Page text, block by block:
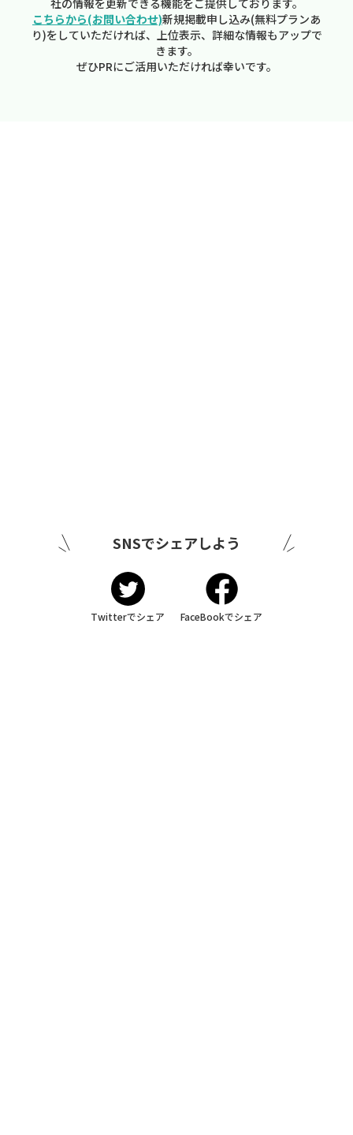
こちらから(お問い合わせ)新規掲載申し込み(無料プランあ
り)をしていただければ、上位表示、詳細な情報もアップで
きます。
ぜひPRにご活用いただければ幸いです。
SNSでシェアしよう
Twitterでシェア FaceBookでシェア